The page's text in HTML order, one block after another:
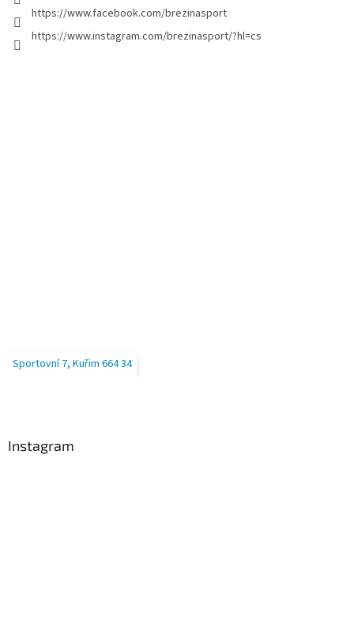
https://www.facebook.com/brezinasport
https://www.instagram.com/brezinasport/?hl=cs
Sportovní 7, Kuřim 664 34
Instagram